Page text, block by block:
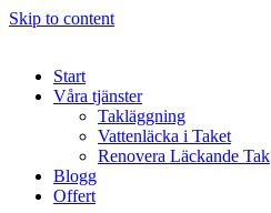
Skip to content
Start
Våra tjänster
Takläggning
Vattenläcka i Taket
Renovera Läckande Tak
Blogg
Offert